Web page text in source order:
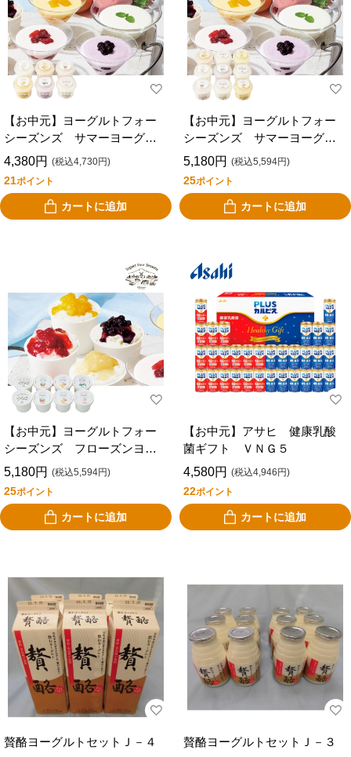
【お中元】ヨーグルトフォー
シーズンズ サマーヨーグル
トアソート６個入 ＳＡ－４
4,380円 (税込4,730円)
21ポイント
カートに追加
【お中元】ヨーグルトフォー
シーズンズ サマーヨーグル
トアソート９個入 ＳＡ－５
5,180円 (税込5,594円)
25ポイント
カートに追加
【お中元】ヨーグルトフォー
シーズンズ フローズンヨー
グルトセット８個入 ＦＹ－
5,180円 (税込5,594円)
25ポイント
カートに追加
【お中元】アサヒ 健康乳酸
菌ギフト ＶＮＧ５
4,580円 (税込4,946円)
22ポイント
カートに追加
贅酪ヨーグルトセットＪ－４
贅酪ヨーグルトセットＪ－３